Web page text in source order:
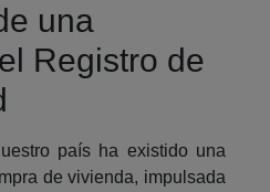
una
Registro de
país ha existido una
de vivienda, impulsada